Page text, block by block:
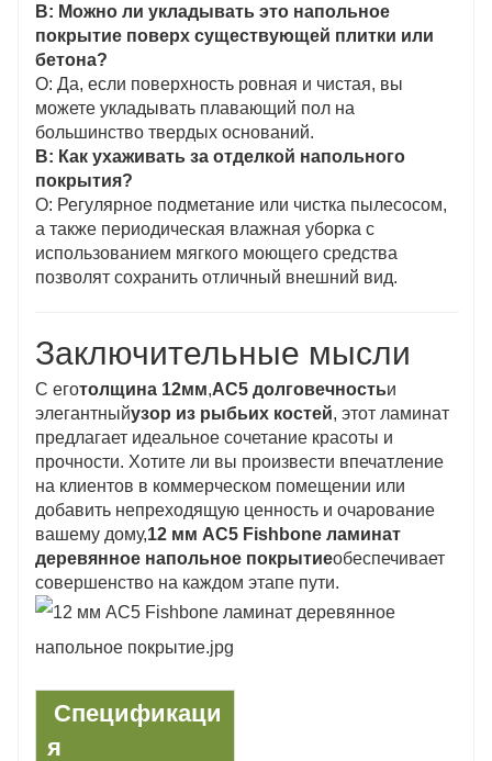
В: Можно ли укладывать это напольное
покрытие поверх существующей плитки или
бетона?
О: Да, если поверхность ровная и чистая, вы
можете укладывать плавающий пол на
большинство твердых оснований.
В: Как ухаживать за отделкой напольного
покрытия?
О: Регулярное подметание или чистка пылесосом,
а также периодическая влажная уборка с
использованием мягкого моющего средства
позволят сохранить отличный внешний вид.
Заключительные мысли
С еготолщина 12мм,AC5 долговечностьи
элегантныйузор из рыбьих костей, этот ламинат
предлагает идеальное сочетание красоты и
прочности. Хотите ли вы произвести впечатление
на клиентов в коммерческом помещении или
добавить непреходящую ценность и очарование
вашему дому,12 мм AC5 Fishbone ламинат
деревянное напольное покрытиеобеспечивает
совершенство на каждом этапе пути.
Спецификаци
я